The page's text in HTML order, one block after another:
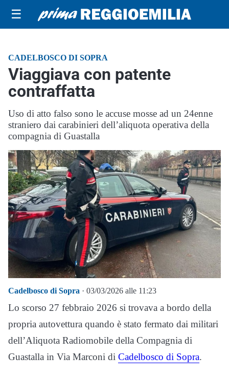
☰
CADELBOSCO DI SOPRA
Viaggiava con patente
contraffatta
Uso di atto falso sono le accuse mosse ad un 24enne
straniero dai carabinieri dell’aliquota operativa della
compagnia di Guastalla
Cadelbosco di Sopra · 03/03/2026 alle 11:23
Lo scorso 27 febbraio 2026 si trovava a bordo della
propria autovettura quando è stato fermato dai militari
dell’Aliquota Radiomobile della Compagnia di
Guastalla in Via Marconi di Cadelbosco di Sopra.